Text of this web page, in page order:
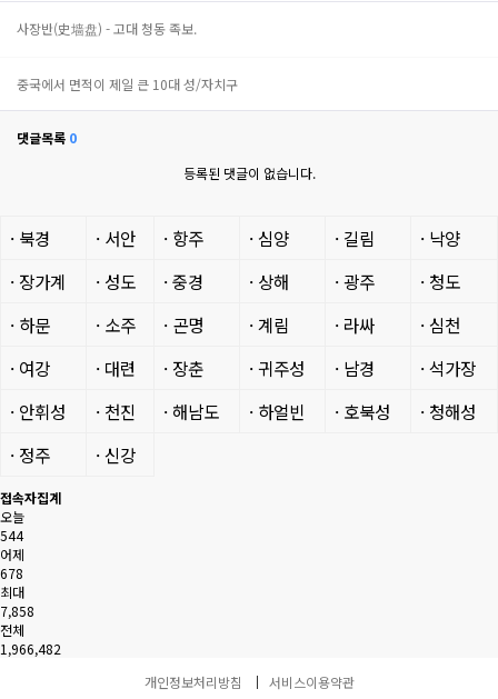
사장반(史墙盘) - 고대 청동 족보.
중국에서 면적이 제일 큰 10대 성/자치구
댓글목록 0
등록된 댓글이 없습니다.
· 북경 · 서안 · 항주 · 심양 · 길림
· 낙양
· 장가계
· 성도 · 중경 · 상해 · 광주
· 청도
· 하문
· 소주 · 곤명 · 계림 · 라싸
· 심천
· 여강
· 대련 · 장춘 · 귀주성 · 남경
· 석가장
· 안휘성
· 천진 · 해남도 · 하얼빈 · 호북성
· 청해성
· 정주
· 신강
접속자집계
오늘
544
어제
678
최대
7,858
전체
1,966,482
개인정보처리방침
서비스이용약관